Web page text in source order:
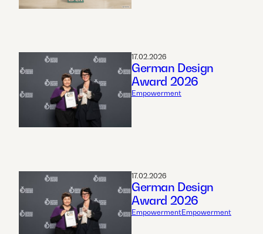
17.02.2026
German Design
Award 2026
Empowerment
17.02.2026
German Design
Award 2026
EmpowermentEmpowerment